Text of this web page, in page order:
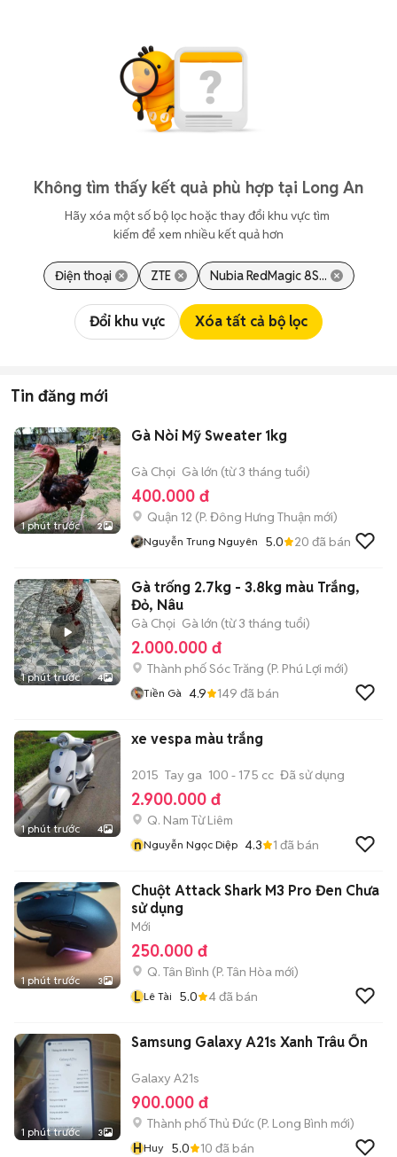
Không tìm thấy kết quả phù hợp tại Long An
Hãy xóa một số bộ lọc hoặc thay đổi khu vực tìm
kiếm để xem nhiều kết quả hơn
Điện thoại ZTE Nubia RedMagic 8S...
Đổi khu vực Xóa tất cả bộ lọc
Tin đăng mới
1 phút trước 2
Gà Nòi Mỹ Sweater 1kg
Gà Chọi Gà lớn (từ 3 tháng tuổi)
400.000 đ
Quận 12 (P. Đông Hưng Thuận mới)
Nguyễn Trung Nguyên 5.0 20 đã bán
1 phút trước 4
Gà trống 2.7kg - 3.8kg màu Trắng,
Đỏ, Nâu
Gà Chọi Gà lớn (từ 3 tháng tuổi)
2.000.000 đ
Thành phố Sóc Trăng (P. Phú Lợi mới)
Tiền Gà 4.9 149 đã bán
1 phút trước 4
xe vespa màu trắng
2015 Tay ga 100 - 175 cc Đã sử dụng
2.900.000 đ
Q. Nam Từ Liêm
nNguyễn Ngọc Diệp 4.3 1 đã bán
1 phút trước 3
Chuột Attack Shark M3 Pro Đen Chưa
sử dụng
Mới
250.000 đ
Q. Tân Bình (P. Tân Hòa mới)
L Lê Tài 5.0 4đã bán
1 phút trước 3
Samsung Galaxy A21s Xanh Trâu Ổn
Galaxy A21s
900.000 đ
Thành phố Thủ Đức (P. Long Bình mới)
HHuy 5.0 10 đã bán